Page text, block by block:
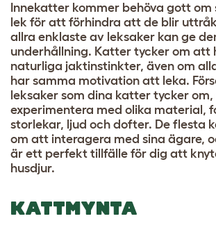
Innekatter kommer behöva gott om
lek för att förhindra att de blir
allra enklaste av leksaker kan ge
underhållning. Katter tycker om att
naturliga jaktinstinkter, även om
har samma motivation att leka.
leksaker som dina katter tycker om,
experimentera med olika material,
storlekar, ljud och dofter. De flesta
om att interagera med sina ägare,
är ett perfekt tillfälle för dig att
husdjur.
KATTMYNTA